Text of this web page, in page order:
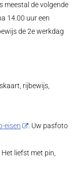
meestal de volgende
14.00 uur een
de 2e werkdag
rijbewijs,
eisen
. Uw pasfoto
liefst met pin,